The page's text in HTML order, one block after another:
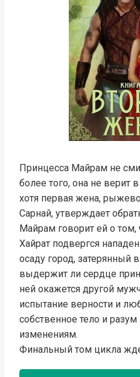
Принцесса Майрам не
более того, она не верит
хотя первая жена,
Сарнай, утверждает
Майрам говорит ей о
Хайрат подвергся
осаду город, затерянный
выдержит ли сердце
ней окажется другой
испытание верности и
собственное тело и разум
изменениям.
Финальный том цикла